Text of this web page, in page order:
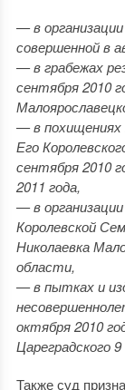
— в
совершенной в
— в грабежах
сентября 2010
— в похищениях
Его
сентября 2010
2011 года,
— в
Королевской
Николаевка
области,
— в пытках и
октября 2010
Цареградского
Также суд